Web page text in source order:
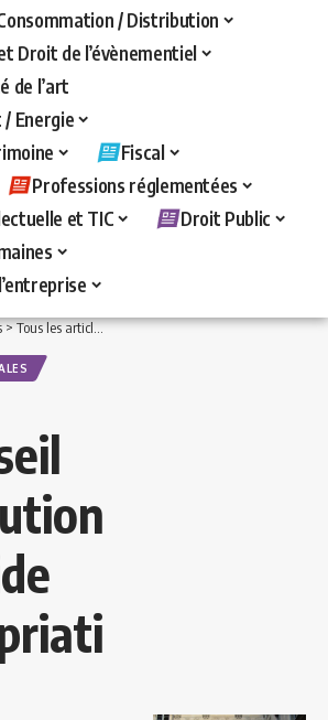
/ Distribution
Droit de l’évènementiel
de l’art
Energie
Fiscal
Professions réglementées
et TIC
Droit Public
>Tous les articles >Droit Public>Collectivités Locales>